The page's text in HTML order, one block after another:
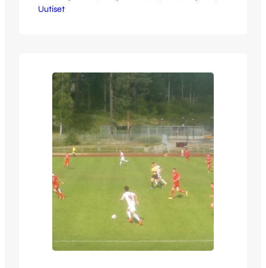
Hasanzada ja Matti Lähitie ensimmäisellä
eikä huippupaikkoja syntynyt. Reilun 20
minuutin pelin jälkeen nähtiin kuitenkin
ottelun avausmaali – molemmissa…
Uutiset